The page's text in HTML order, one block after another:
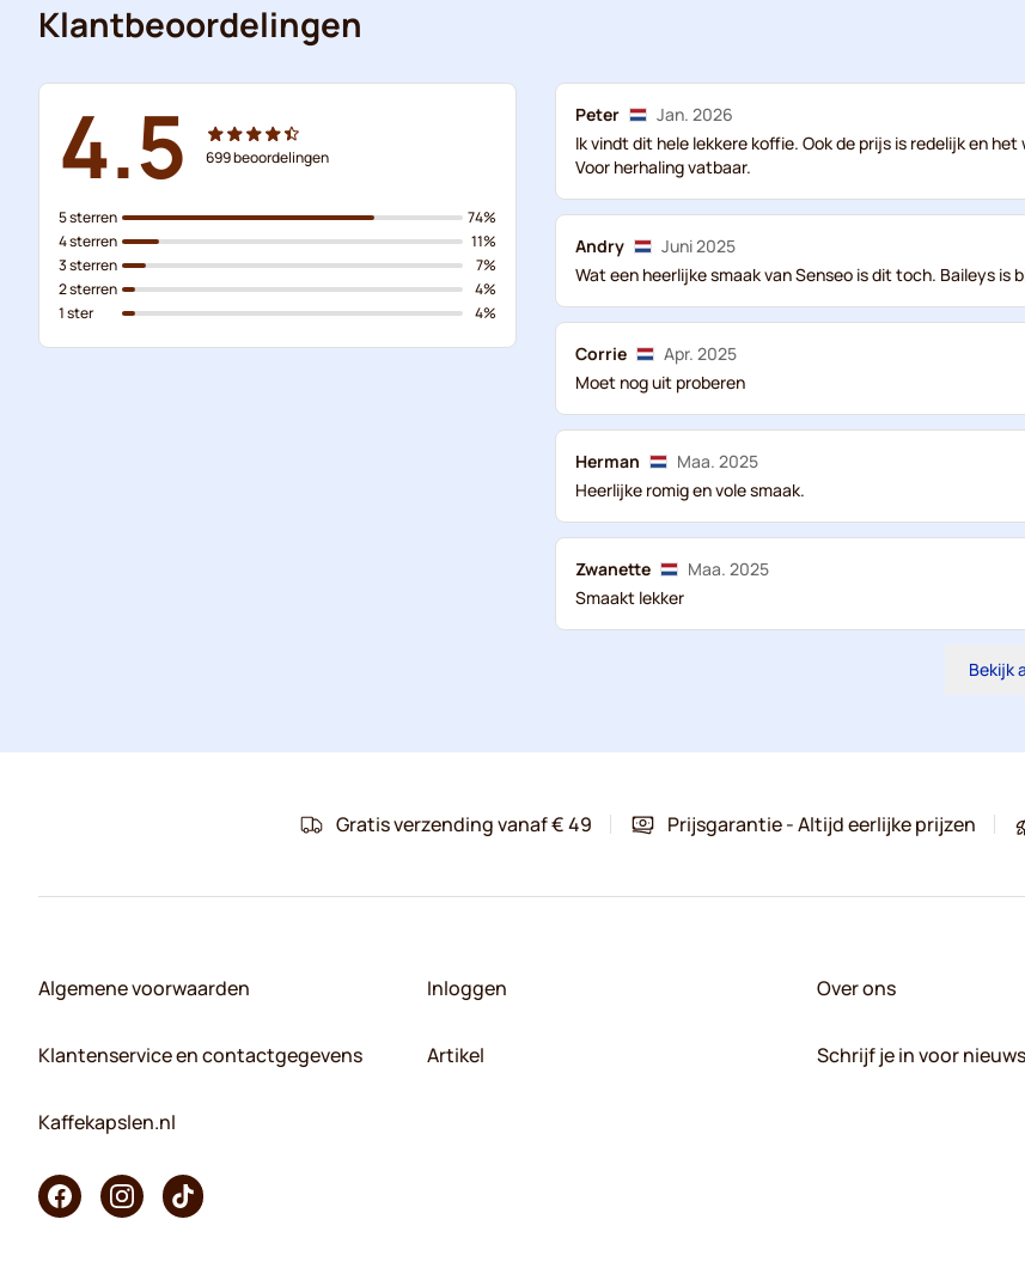
Klantbeoordelingen
4.5 699beoordelingen
5 sterren
4 sterren
3 sterren
2 sterren
1 ster
74%
11%
7%
4%
4%
Peter
Jan. 2026
Ik vindt dit hele lekkere koffie. Ook de prijs is redelijk en
Voor herhaling vatbaar.
Andry
Juni 2025
Wat een heerlijke smaak van Senseo is dit toch. Baileys is
Corrie
Apr. 2025
Moet nog uit proberen
Herman
Maa. 2025
Heerlijke romig en vole smaak.
Zwanette
Maa. 2025
Smaakt lekker
Bekijk
Gratis verzending vanaf € 49 Prijsgarantie - Altijd eerlijke prijzen
Algemene voorwaarden
Klantenservice en contactgegevens
Kaffekapslen.nl
Inloggen
Artikel
Over ons
Schrijf je in voor